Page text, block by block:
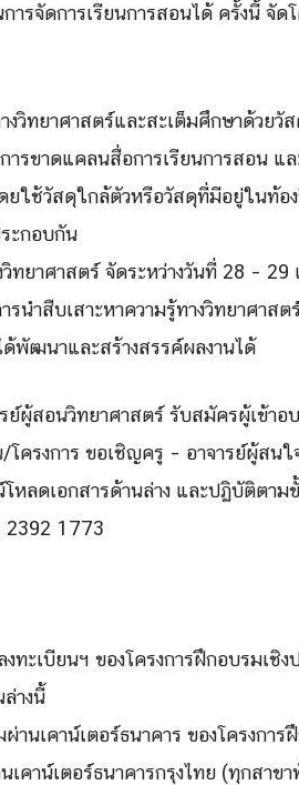
รจัดการเรียนการสอนได้ ครั้งนี้ จัด
งวิทยาศาสตร์และสะเต็มศึกษาด้วยวั
ารขาดแคลนสื่อการเรียนการสอน แ
ยใช้วัสดุใกล้ตัวหรือวัสดุที่มีอยู่ในท้อ
ะกอบกัน
ทยาศาสตร์ จัดระหว่างวันที่ 28 – 29
นำสืบเสาะหาความรู้ทางวิทยาศาสต
พัฒนาและสร้างสรรค์ผลงานได้
ย์ผู้สอนวิทยาศาสตร์ รับสมัครผู้เข้าอ
ครงการ ขอเชิญครู – อาจารย์ผู้สนใ
หลดเอกสารด้านล่าง และปฏิบัติตาม
2392 1773
ะเบียนฯ ของโครงการฝึกอบรมเชิ
างนี้
นเคาน์เตอร์ธนาคาร ของโครงการ
คาน์เตอร์ธนาคารกรุงไทย (ทุกสาขา